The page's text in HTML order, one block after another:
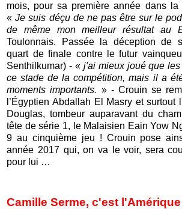
mois, pour sa première année dans la
«Je suis déçu de ne pas être sur le
de même mon meilleur résultat au
Toulonnais. Passée la déception de
quart de finale contre le futur
Senthilkumar) - «j'ai mieux joué que
ce stade de la compétition, mais il a
moments importants. » - Crouin se
l’Égyptien Abdallah El Masry et surtout
Douglas, tombeur auparavant du
tête de série 1, le Malaisien Eain Yow
9 au cinquième jeu ! Crouin pose
année 2017 qui, on va le voir, sera
pour lui …
Camille Serme, c'est l'Amérique